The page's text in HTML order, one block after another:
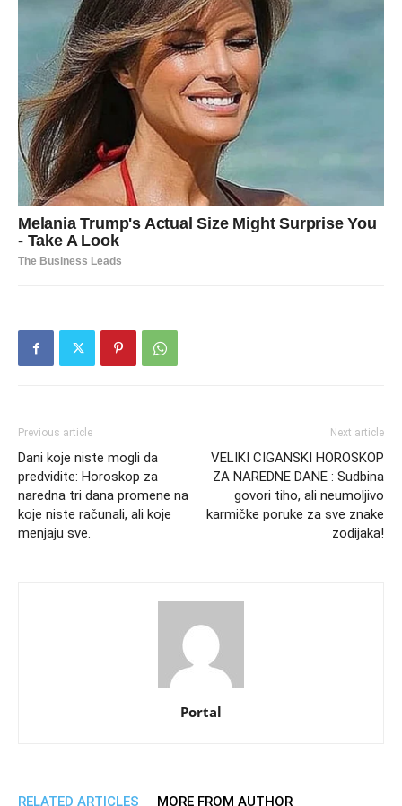
Previous article
Dani koje niste mogli da
predvidite: Horoskop za
naredna tri dana promene na
koje niste računali, ali koje
menjaju sve.
Next article
VELIKI CIGANSKI HOROSKOP
ZA NAREDNE DANE : Sudbina
govori tiho, ali neumoljivo
karmičke poruke za sve znake
zodijaka!
Portal
RELATED ARTICLES MORE FROM AUTHOR